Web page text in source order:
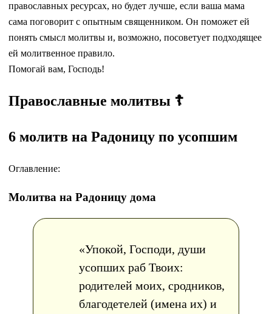
православных ресурсах, но будет лучше, если ваша мама
сама поговорит с опытным священником. Он поможет ей
понять смысл молитвы и, возможно, посоветует подходящее
ей молитвенное правило.
Помогай вам, Господь!
Православные молитвы ☦
6 молитв на Радоницу по усопшим
Оглавление:
Молитва на Радоницу дома
«Упокой, Господи, души
усопших раб Твоих:
родителей моих, сродников,
благодетелей (имена их) и